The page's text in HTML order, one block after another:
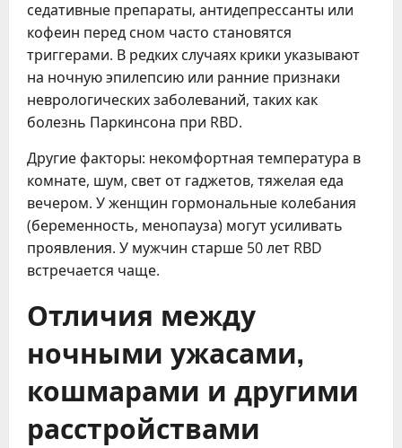
седативные препараты, антидепрессанты или
кофеин перед сном часто становятся
триггерами. В редких случаях крики указывают
на ночную эпилепсию или ранние признаки
неврологических заболеваний, таких как
болезнь Паркинсона при RBD.
Другие факторы: некомфортная температура в
комнате, шум, свет от гаджетов, тяжелая еда
вечером. У женщин гормональные колебания
(беременность, менопауза) могут усиливать
проявления. У мужчин старше 50 лет RBD
встречается чаще.
Отличия между
ночными ужасами,
кошмарами и другими
расстройствами